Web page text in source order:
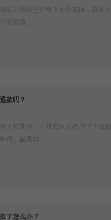
资源下载站坚持每天更新市面上最新的
等资源。
款吗？
的特殊性，一旦您购买使用了下载服
请。望周知。
了怎么办？